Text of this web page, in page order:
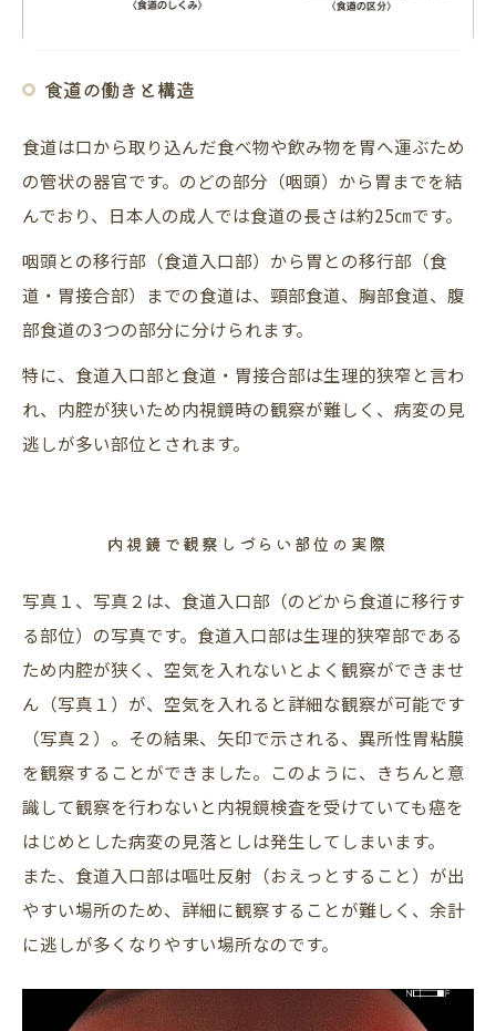
食道の働きと構造
食道は口から取り込んだ食べ物や飲み物を胃へ運ぶため
の管状の器官です。のどの部分（咽頭）から胃までを結
んでおり、日本人の成人では食道の長さは約25㎝です。
咽頭との移行部（食道入口部）から胃との移行部（食
道・胃接合部）までの食道は、頸部食道、胸部食道、腹
部食道の3つの部分に分けられます。
特に、食道入口部と食道・胃接合部は生理的狭窄と言わ
れ、内腔が狭いため内視鏡時の観察が難しく、病変の見
逃しが多い部位とされます。
内視鏡で観察しづらい部位の実際
写真１、写真２は、食道入口部（のどから食道に移行す
る部位）の写真です。食道入口部は生理的狭窄部である
ため内腔が狭く、空気を入れないとよく観察ができませ
ん（写真１）が、空気を入れると詳細な観察が可能です
（写真２）。その結果、矢印で示される、異所性胃粘膜
を観察することができました。このように、きちんと意
識して観察を行わないと内視鏡検査を受けていても癌を
はじめとした病変の見落としは発生してしまいます。
また、食道入口部は嘔吐反射（おえっとすること）が出
やすい場所のため、詳細に観察することが難しく、余計
に逃しが多くなりやすい場所なのです。